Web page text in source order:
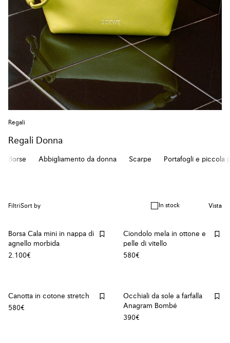
Regali
Regali Donna
Borse Abbigliamento da donna Scarpe Portafogli e piccola
FiltriSort by In stock Vista
Borsa Cala mini in nappa di
agnello morbida
2.100€
Ciondolo mela in ottone e
pelle di vitello
580€
Canotta in cotone stretch
580€
Occhiali da sole a farfalla
Anagram Bombé
390€